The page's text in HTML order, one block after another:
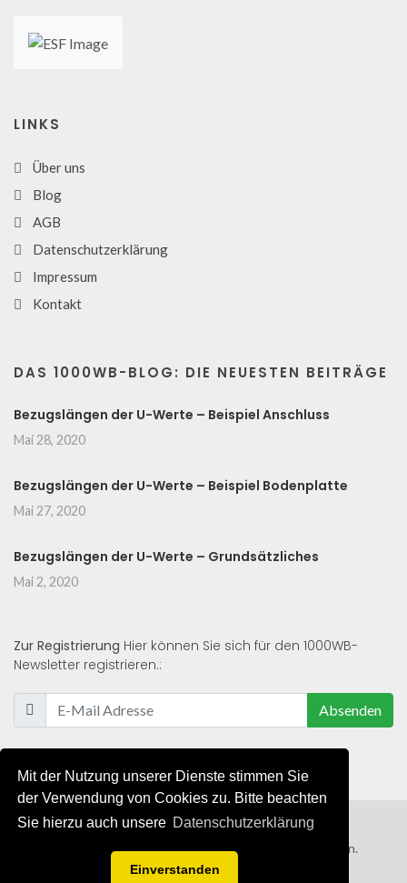
Mit der Nutzung unserer Dienste stimmen Sie
der Verwendung von Cookies zu. Bitte beachten
Sie hierzu auch unsere Datenschutzerklärung
Einverstanden
LINKS
Über uns
Blog
AGB
Datenschutzerklärung
Impressum
Kontakt
DAS 1000WB-BLOG: DIE NEUESTEN BEITRÄGE
Bezugslängen der U-Werte – Beispiel Anschluss
Mai 28, 2020
Bezugslängen der U-Werte – Beispiel Bodenplatte
Mai 27, 2020
Bezugslängen der U-Werte – Grundsätzliches
Mai 2, 2020
Zur Registrierung Hier können Sie sich für den 1000WB-
Newsletter registrieren.:
Absenden
© 2019 - 2021 - Alle Rechte von 1000WB vorbehalten.
AGB/Datenschutzerklärung